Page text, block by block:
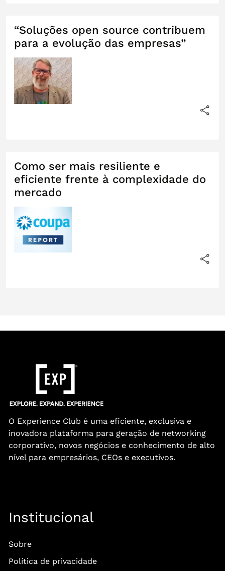
“Soluções open source contribuem
para a evolução das empresas”
Como ser mais resiliente e
eficiente frente à complexidade do
mercado
O Experience Club é uma eficiente, exclusiva e
inovadora plataforma para geração de networking
corporativo, novos negócios e conhecimento de alto
nível para empresários, CEOs e executivos.
Institucional
Sobre
Política de privacidade